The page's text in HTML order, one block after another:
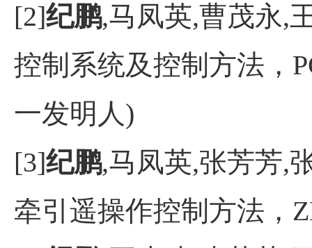
[2]纪鹏,马凤英,曹茂永,
控制系统及控制方法，
一发明人)
[3]纪鹏,马凤英,张芳芳,
牵引遥操作控制方法，